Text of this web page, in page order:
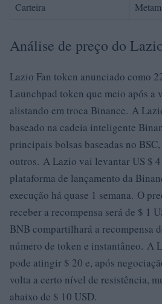
Carteira
Análise de preço do
Lazio Fan token anunciado como
Launchpad token que meio após a
alistando em troca Binance. A
baseado na cadeia inteligente
principais bolsas baseadas no
outros. A Lazio vai levantar US $
plataforma de lançamento da
execução há quase 1 semana. O
receber a recompensa será de $ 1
BNB compartilhará a recompensa
número de token e instantâneo. A
pode atingir $ 20 e, após
volta a certo nível de resistência,
abaixo de $ 10 USD.